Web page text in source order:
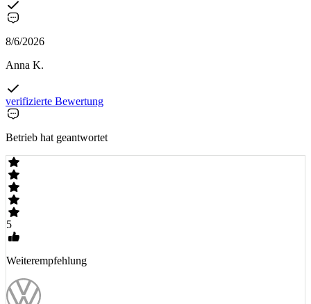
8/6/2026
Anna K.
verifizierte Bewertung
Betrieb hat geantwortet
5
Weiterempfehlung